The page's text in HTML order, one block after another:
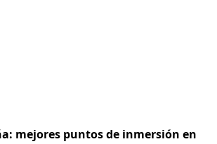
mejores puntos de inmersión en